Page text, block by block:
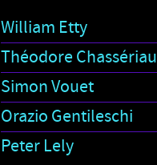
William Etty
Théodore Chassériau
Simon Vouet
Orazio Gentileschi
Peter Lely